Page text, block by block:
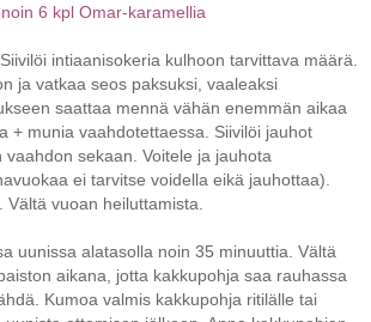
noin 6 kpl Omar-karamellia
Siivilöi intiaanisokeria kulhoon tarvittava määrä.
ja vatkaa seos paksuksi, vaaleaksi
saattaa mennä vähän enemmän aikaa
+ munia vaahdotettaessa. Siivilöi jauhot
sekaan. Voitele ja jauhota
ei tarvitse voidella eikä jauhottaa).
vuoan heiluttamista.
uunissa alatasolla noin 35 minuuttia . Vältä
aikana, jotta kakkupohja saa rauhassa
Kumoa valmis kakkupohja ritilälle tai